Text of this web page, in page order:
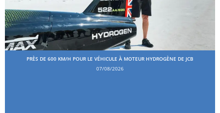
PRÈS DE 600 KM/H POUR LE VÉHICULE À MOTEUR HYDROGÈNE DE JCB
07/08/2026